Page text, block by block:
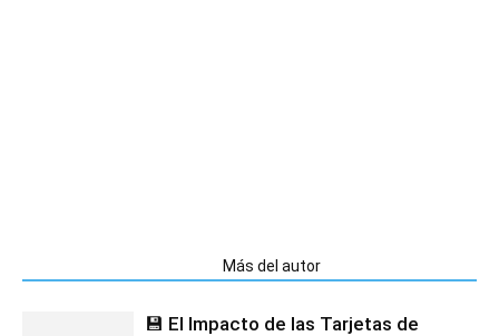
Más del autor
💾 El Impacto de las Tarjetas de